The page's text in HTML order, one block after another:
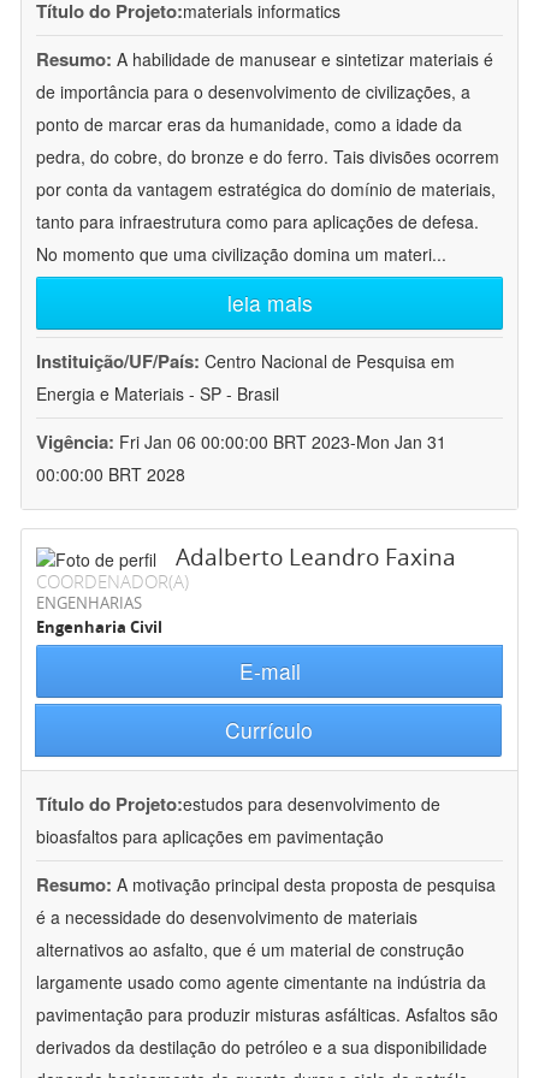
Título do Projeto:materials informatics
Resumo: A habilidade de manusear e sintetizar materiais é
de importância para o desenvolvimento de civilizações, a
ponto de marcar eras da humanidade, como a idade da
pedra, do cobre, do bronze e do ferro. Tais divisões ocorrem
por conta da vantagem estratégica do domínio de materiais,
tanto para infraestrutura como para aplicações de defesa.
No momento que uma civilização domina um materi...
leia mais
Instituição/UF/País: Centro Nacional de Pesquisa em
Energia e Materiais - SP - Brasil
Vigência: Fri Jan 06 00:00:00 BRT 2023-Mon Jan 31
00:00:00 BRT 2028
Adalberto Leandro Faxina
COORDENADOR(A)
ENGENHARIAS
Engenharia Civil
E-mail
Currículo
Título do Projeto:estudos para desenvolvimento de
bioasfaltos para aplicações em pavimentação
Resumo: A motivação principal desta proposta de pesquisa
é a necessidade do desenvolvimento de materiais
alternativos ao asfalto, que é um material de construção
largamente usado como agente cimentante na indústria da
pavimentação para produzir misturas asfálticas. Asfaltos são
derivados da destilação do petróleo e a sua disponibilidade